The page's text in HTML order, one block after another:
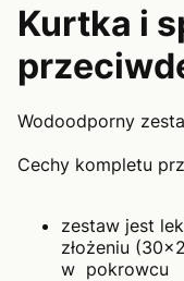
Kurtka i
Wodoodporny
Cechy kompletu
zestaw jest
złożeniu
w pokrowcu